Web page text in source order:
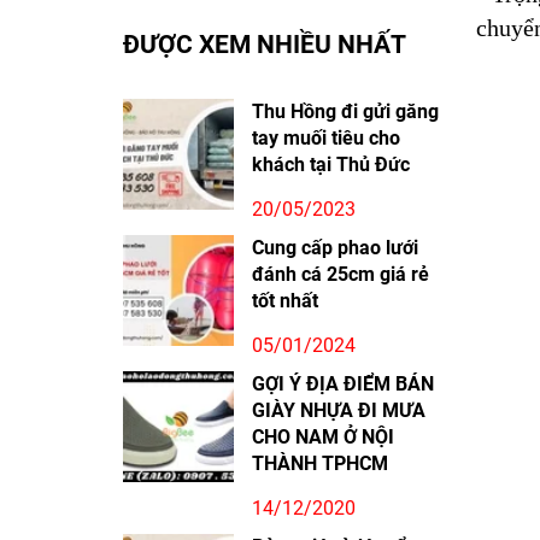
ĐƯỢC XEM NHIỀU NHẤT
Thu Hồng đi gửi găng
tay muối tiêu cho
khách tại Thủ Đức
20/05/2023
Cung cấp phao lưới
đánh cá 25cm giá rẻ
tốt nhất
05/01/2024
GỢI Ý ĐỊA ĐIỂM BÁN
GIÀY NHỰA ĐI MƯA
CHO NAM Ở NỘI
THÀNH TPHCM
14/12/2020